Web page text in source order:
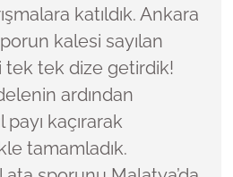
katıldık. Ankara
kalesi sayılan
tek tek dize getirdik!
ardından
kaçırarak
tamamladık.